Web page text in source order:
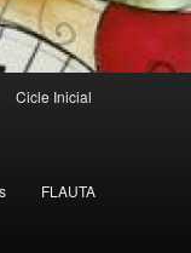
Cicle Inicial
FLAUTA